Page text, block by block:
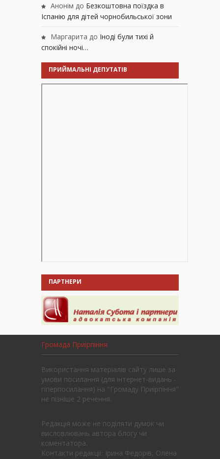
Анонім до Безкоштовна поїздка в
Іспанію для дітей чорнобильської зони
Маргарита до Іноді були тихі й
спокійні ночі…
ПРИЙМАЛЬНІ ДЕПУТАТІВ
ПАРТНЕРИ
Громада Приірпіння
Використання матеріалів сайту лише за
умови посилання (для інтернет-видань -
гіперпосилання) на "Громаду Приірпіння"
не пізніше 2 речення.
Редакція може не поділяти думок чи
висловлювань автора блогу чи
коментатора.
Контакти редакції: Ірина Федорів, Олена